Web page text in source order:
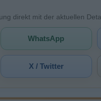
direkt mit der aktuellen
WhatsApp
X / Twitter